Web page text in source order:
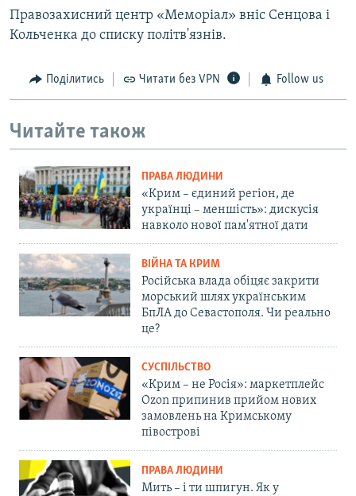
Правозахисний центр «Меморіал» вніс Сенцова і
Кольченка до списку політв'язнів.
Поділитись Читати без VPN Follow us
Читайте також
ПРАВА ЛЮДИНИ
«Крим – єдиний регіон, де
українці – меншість»: дискусія
навколо нової пам'ятної дати
ВІЙНА ТА КРИМ
Російська влада обіцяє закрити
морський шлях українським
БпЛА до Севастополя. Чи реально
це?
СУСПІЛЬСТВО
«Крим – не Росія»: маркетплейс
Ozon припинив прийом нових
замовлень на Кримському
півострові
ПРАВА ЛЮДИНИ
Мить – і ти шпигун. Як у